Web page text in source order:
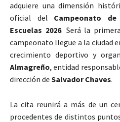
adquiere una dimensión
oficial del Campeonato
Escuelas 2026. Será la
campeonato llegue a la ciudad
crecimiento deportivo y
Almagreño, entidad
dirección de Salvador Chaves.
La cita reunirá a más de un
procedentes de distintos